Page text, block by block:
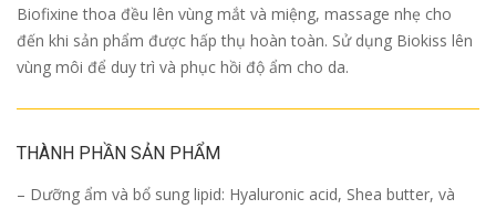
Biofixine thoa đều lên vùng mắt và miệng, massage nhẹ cho
đến khi sản phẩm được hấp thụ hoàn toàn. Sử dụng Biokiss lên
vùng môi để duy trì và phục hồi độ ẩm cho da.
THÀNH PHẦN SẢN PHẨM
– Dưỡng ẩm và bổ sung lipid: Hyaluronic acid, Shea butter, và